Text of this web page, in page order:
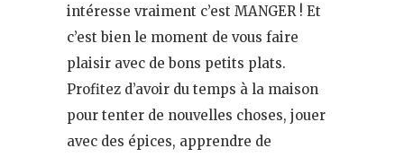
intéresse vraiment c’est MANGER ! Et
c’est bien le moment de vous faire
plaisir avec de bons petits plats.
Profitez d’avoir du temps à la maison
pour tenter de nouvelles choses, jouer
avec des épices, apprendre de